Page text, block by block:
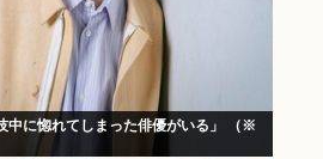
中に惚れてしまった俳優がいる」 （※